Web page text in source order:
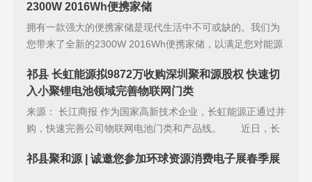
2300W 2016Wh便携家储
拥有一款强大的便携家储是现代生活中不可或缺的。我们为
您带来了全新的2300W 2016Wh便携家储，以满足您对能源
祁县 长虹能源拟9872万收购深圳聚和源股权 快速切
入小聚锂电池领域完善物联网门类
来源： 长江商报 作为国家高新技术企业，长虹能源正通过并
购，快速完善公司物联网电池门类和产品线。 近日，长
祁县聚和源 | 诚邀您参加环球资源消费电子展春季展